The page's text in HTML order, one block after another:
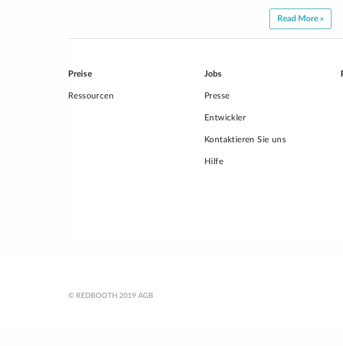
Read More »
Preise
Ressourcen
Jobs
Presse
Entwickler
Kontaktieren Sie uns
Hilfe
© REDBOOTH 2019 AGB